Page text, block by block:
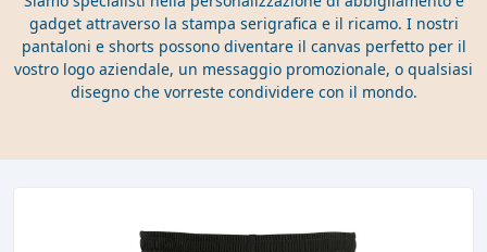
gadget attraverso la stampa serigrafica e il ricamo. I nostri
pantaloni e shorts possono diventare il canvas perfetto per il
vostro logo aziendale, un messaggio promozionale, o qualsiasi
disegno che vorreste condividere con il mondo.